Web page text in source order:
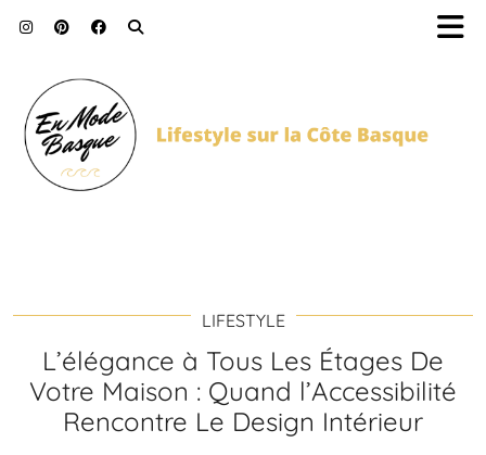
LIFESTYLE
L’élégance à Tous Les Étages De
Votre Maison : Quand l’Accessibilité
Rencontre Le Design Intérieur